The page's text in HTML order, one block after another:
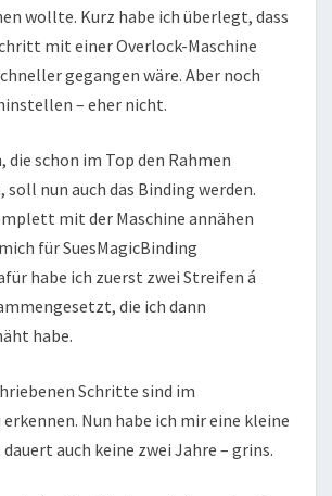
wollte. Kurz habe ich überlegt, dass
mit einer Overlock-Maschine
gegangen wäre. Aber noch
– eher nicht.
die schon im Top den Rahmen
nun auch das Binding werden.
mit der Maschine annähen
für SuesMagicBinding
habe ich zuerst zwei Streifen á
die ich dann
habe.
Schritte sind im
Nun habe ich mir eine kleine
auch keine zwei Jahre – grins.